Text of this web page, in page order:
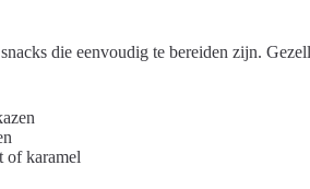
die eenvoudig te bereiden zijn.
of karamel